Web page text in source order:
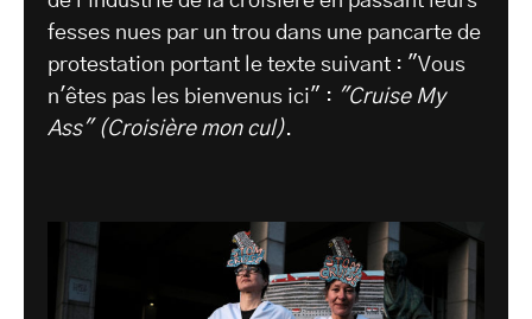
fesses nues par un trou dans une pancarte de
protestation portant le texte suivant : "Vous
n'êtes pas les bienvenus ici" : "Cruise My
Ass" (Croisière mon cul).